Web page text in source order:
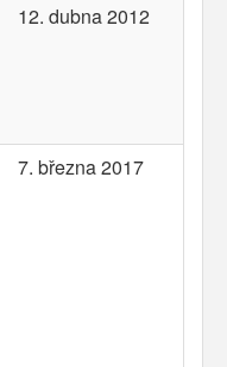
12. dubna 2012
7. března 2017